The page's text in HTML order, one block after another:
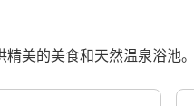
美的美食和天然温泉浴池。